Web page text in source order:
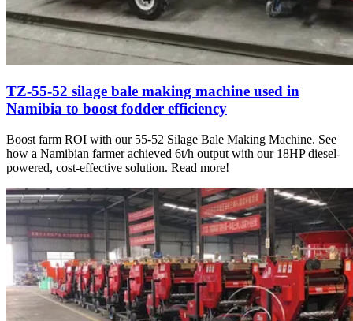
TZ-55-52 silage bale making machine used in
Namibia to boost fodder efficiency
Boost farm ROI with our 55-52 Silage Bale Making Machine. See
how a Namibian farmer achieved 6t/h output with our 18HP diesel-
powered, cost-effective solution. Read more!